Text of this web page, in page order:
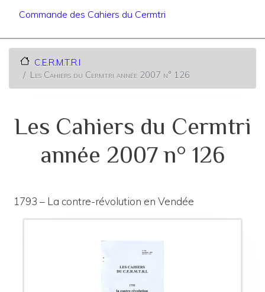
Commande des Cahiers du Cermtri
C.E.R.M.T.R.I
Les Cahiers du Cermtri année 2007 n° 126
Les Cahiers du Cermtri
année 2007 n° 126
1793 – La contre-révolution en Vendée